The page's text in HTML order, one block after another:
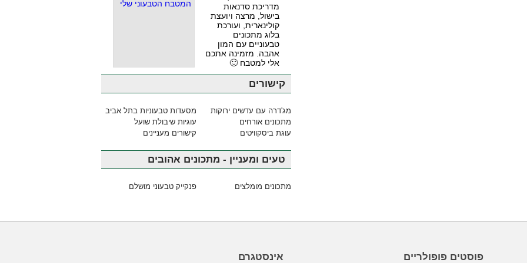
מדריכת סדנאות
בישול, מרצה ויועצת
קולינארית, ועורכת
בלוג מתכונים
טבעוניים עם המון
אהבה. מזמינה אתכם
אלי למטבח 🙂
קישורים
מג'דרה עם עדשים ירוקות
מסעדות טבעוניות בתל אביב
מתכונים אורחים
עוגיות שיבולת שועל
עוגת ביסקוויטים
קישורים מעניינים
טעים ומעניין - מתכונים אהובים
מתכונים מומלצים פנקייק טבעוני מושלם
פוסטים פופולריים אינסטגרם